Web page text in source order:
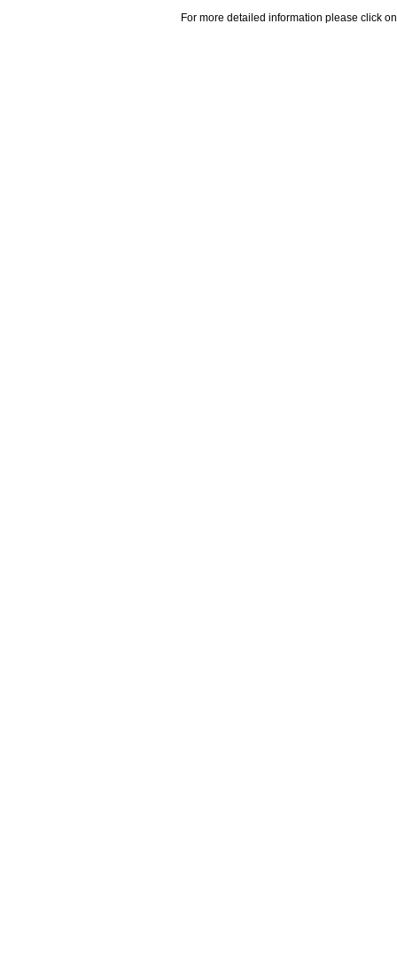
For more detailed information please click